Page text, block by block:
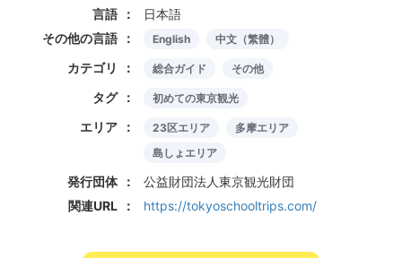
言語
日本語
その他の言語
English 中文（繁體）
カテゴリ 総合ガイド その他
タグ 初めての東京観光
エリア 23区エリア
多摩エリア
島しょエリア
発行団体
公益財団法人東京観光財団
関連URL
https://tokyoschooltrips.com/